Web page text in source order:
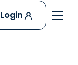
Login